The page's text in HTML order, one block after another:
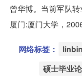
曾华博。当前军队转
厦门:厦门大学，2006
网络标签：
硕士毕业